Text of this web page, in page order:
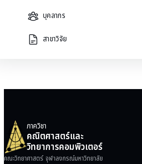
บุคลากร
สาขาวิจัยห้องภาพ
ภาควิชา
คณิตศาสตร์และ
วิทยาการคอมพิวเตอร์
คณะวิทยาศาสตร์ จุฬาลงกรณ์มหาวิทยาลัย